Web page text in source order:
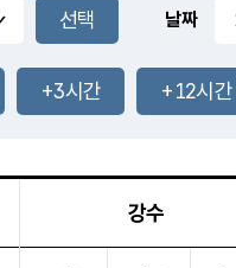
-mm
-mm
29.3℃
0.6m/s
-mm
날짜
+3시간 +12시간
강수